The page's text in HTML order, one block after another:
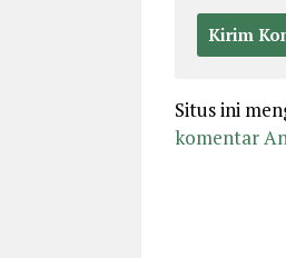
Situs ini
komentar